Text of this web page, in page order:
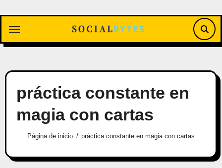
contenido
práctica constante en
magia con cartas
Página de inicio práctica constante en magia con cartas